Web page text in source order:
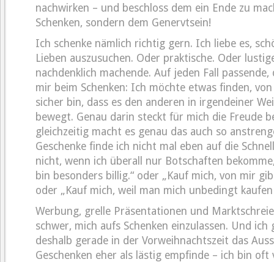
nachwirken – und beschloss dem ein Ende zu
Schenken, sondern dem Genervtsein!
Ich schenke nämlich richtig gern. Ich liebe es,
Lieben auszusuchen. Oder praktische. Oder
nachdenklich machende. Auf jeden Fall
mir beim Schenken: Ich möchte etwas finden,
sicher bin, dass es den anderen in irgendeiner
bewegt. Genau darin steckt für mich die Freude
gleichzeitig macht es genau das auch so
Geschenke finde ich nicht mal eben auf die
nicht, wenn ich überall nur Botschaften
bin besonders billig.“ oder „Kauf mich, von mir
oder „Kauf mich, weil man mich unbedingt
Werbung, grelle Präsentationen und
schwer, mich aufs Schenken einzulassen. Und ich
deshalb gerade in der Vorweihnachtszeit das
Geschenken eher als lästig empfinde – ich bin oft